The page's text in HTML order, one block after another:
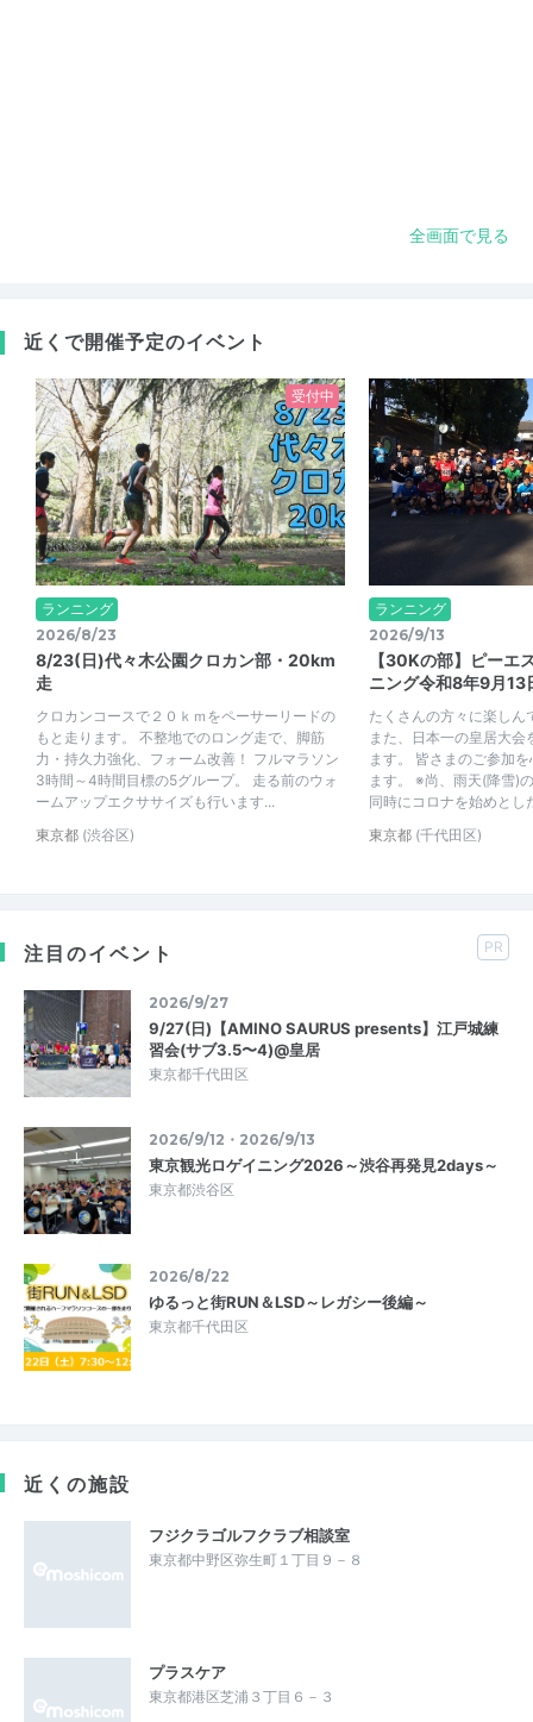
全画面で見る
近くで開催予定のイベント
受付中
ランニング
2026/8/23
8/23(日)代々木公園クロカン部・20km
走
クロカンコースで２０ｋｍをペーサーリードの
もと走ります。 不整地でのロング走で、脚筋
力・持久力強化、フォーム改善！ フルマラソン
3時間～4時間目標の5グループ。 走る前のウォ
ームアップエクササイズも行います...
東京都 (渋谷区)
ランニング
2026/9/13
【30Kの部】ピーエ
ニング令和8年9月13
たくさんの方々に楽しん
また、日本一の皇居大会
ます。 皆さまのご参加
ます。 ※尚、雨天(降雪)
同時にコロナを始めとし
東京都 (千代田区)
注目のイベント PR
2026/9/27
9/27(日)【AMINO SAURUS presents】江戸城練
習会(サブ3.5〜4)@皇居
東京都千代田区
2026/9/12・2026/9/13
東京観光ロゲイニング2026～渋谷再発見2days～
東京都渋谷区
2026/8/22
ゆるっと街RUN＆LSD～レガシー後編～
東京都千代田区
近くの施設
フジクラゴルフクラブ相談室
東京都中野区弥生町１丁目９－８
プラスケア
東京都港区芝浦３丁目６－３